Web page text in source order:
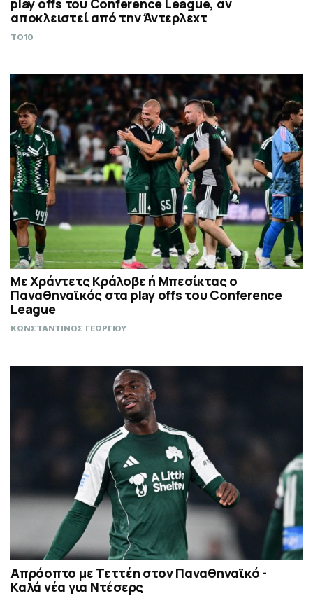
αποκλειστεί από την Άντερλεχτ
TO10
Με Χράντετς Κράλοβε ή Μπεσίκτας ο
Παναθηναϊκός στα play offs του Conference
League
ΚΩΝΣΤΑΝΤΙΝΟΣ ΓΕΩΡΓΙΟΥ
Απρόοπτο με Τεττέη στον Παναθηναϊκό -
Καλά νέα για Ντέσερς